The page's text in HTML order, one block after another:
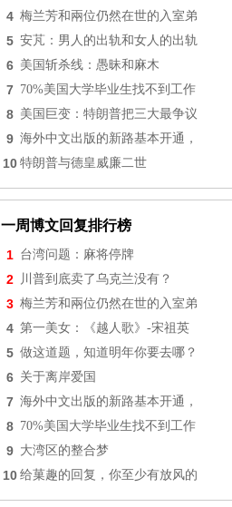
4 梅兰芳和兩位仍然在世的入室弟
5 安芃：男人的出轨和女人的出轨
6 美国斩杀线：愚昧和麻木
7 70%美国大学毕业生找不到工作
8 美国巨变：特朗普把三大最争议
9 海外中文出版的新路基本开通，
10 特朗普与德皇威廉二世
一周博文回复排行榜
1 台湾问题：麻将停牌
2 川普到底卖了乌克兰没有？
3 梅兰芳和兩位仍然在世的入室弟
4 第一美女：《越人歌》-宋祖英
5 做这道题，知道明年你要去哪？
6 关于离岸爱国
7 海外中文出版的新路基本开通，
8 70%美国大学毕业生找不到工作
9 大湾区的整合梦
10 给菓趣的回复，你至少有放风的